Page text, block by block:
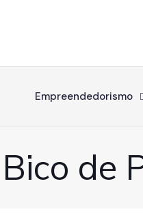
Empreendedorismo
de